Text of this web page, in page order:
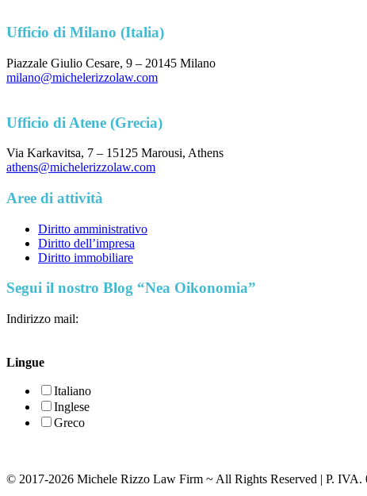
Ufficio di Milano (Italia)
Piazzale Giulio Cesare, 9 – 20145 Milano
milano@michelerizzolaw.com
Ufficio di Atene (Grecia)
Via Karkavitsa, 7 – 15125 Marousi, Athens
athens@michelerizzolaw.com
Aree di attività
Diritto amministrativo
Diritto dell’impresa
Diritto immobiliare
Segui il nostro Blog “Nea Oikonomia”
Indirizzo mail:
Lingue
Italiano
Inglese
Greco
© 2017-2026 Michele Rizzo Law Firm ~ All Rights Reserved | P. IVA.